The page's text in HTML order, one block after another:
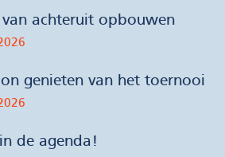
achteruit opbouwen
genieten van het toernooi
de agenda!